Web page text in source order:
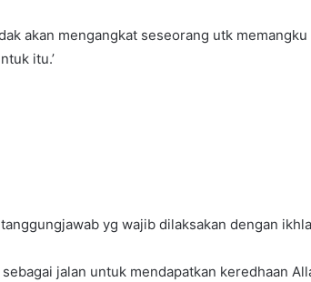
akan mengangkat seseorang utk
itu.’
yg wajib dilaksakan dengan
jalan untuk mendapatkan keredhaan